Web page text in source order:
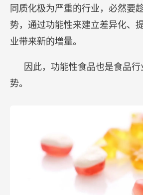
同质化极为严重的行业，必然要
势，通过功能性来建立差异化、
业带来新的增量。
因此，功能性食品也是食品
势。